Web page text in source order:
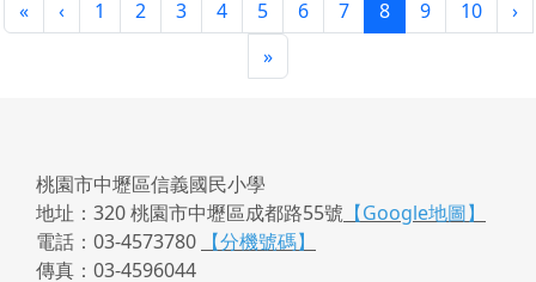
«第一頁
‹上一頁
1 2 3 4 5 6 7 8(目前頁次)
9 10 ›
»最後頁
桃園市中壢區信義國民小學
地址：320 桃園市中壢區成都路55號 【Google地圖】
電話：03-4573780
【分機號碼】
傳真：03-4596044